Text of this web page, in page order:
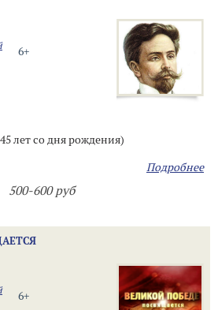
6+
лет со дня рождения)
Подробнее
500-600 руб
6+